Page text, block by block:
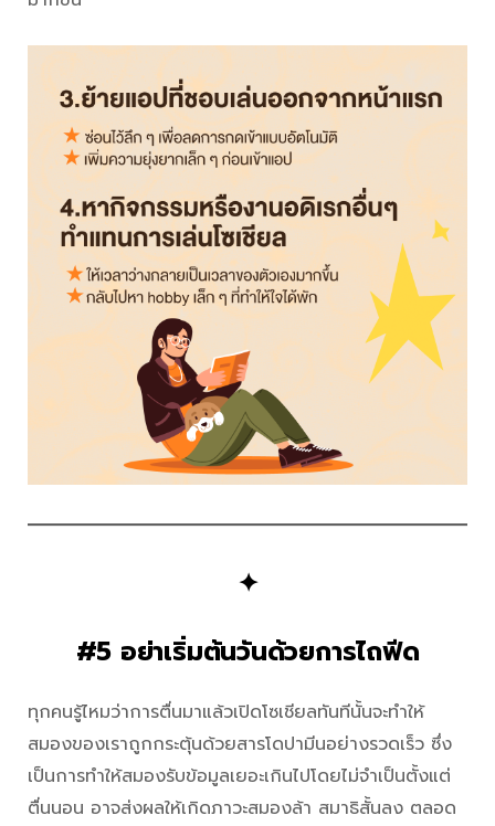
✦
#5 อย่าเริ่มต้นวันด้วยการไถฟีด
ทุกคนรู้ไหมว่าการตื่นมาแล้วเปิดโซเชียลทันทีนั้นจะทำให้
สมองของเราถูกกระตุ้นด้วยสารโดปามีนอย่างรวดเร็ว ซึ่ง
เป็นการทำให้สมองรับข้อมูลเยอะเกินไปโดยไม่จำเป็นตั้งแต่
ตื่นนอน อาจส่งผลให้เกิดภาวะสมองล้า สมาธิสั้นลง ตลอด